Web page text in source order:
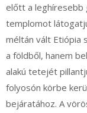
előtt a leghíresebb
templomot
méltán vált Etiópia
a földből, hanem
alakú tetejét
folyosón körbe
bejáratához. A